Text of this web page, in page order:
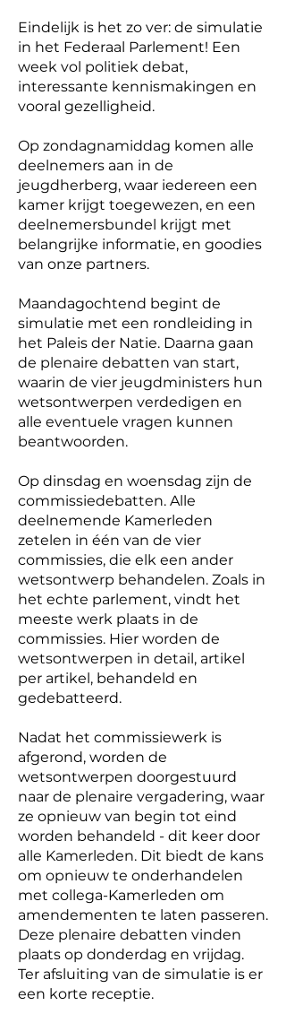
Eindelijk is het zo ver: de simulatie
in het Federaal Parlement! Een
week vol politiek debat,
interessante kennismakingen en
vooral gezelligheid.
Op zondagnamiddag komen alle
deelnemers aan in de
jeugdherberg, waar iedereen een
kamer krijgt toegewezen, en een
deelnemersbundel krijgt met
belangrijke informatie, en goodies
van onze partners.
Maandagochtend begint de
simulatie met een rondleiding in
het Paleis der Natie. Daarna gaan
de plenaire debatten van start,
waarin de vier jeugdministers hun
wetsontwerpen verdedigen en
alle eventuele vragen kunnen
beantwoorden.
Op dinsdag en woensdag zijn de
commissiedebatten. Alle
deelnemende Kamerleden
zetelen in één van de vier
commissies, die elk een ander
wetsontwerp behandelen. Zoals in
het echte parlement, vindt het
meeste werk plaats in de
commissies. Hier worden de
wetsontwerpen in detail, artikel
per artikel, behandeld en
gedebatteerd.
Nadat het commissiewerk is
afgerond, worden de
wetsontwerpen doorgestuurd
naar de plenaire vergadering, waar
ze opnieuw van begin tot eind
worden behandeld - dit keer door
alle Kamerleden. Dit biedt de kans
om opnieuw te onderhandelen
met collega-Kamerleden om
amendementen te laten passeren.
Deze plenaire debatten vinden
plaats op donderdag en vrijdag.
Ter afsluiting van de simulatie is er
een korte receptie.